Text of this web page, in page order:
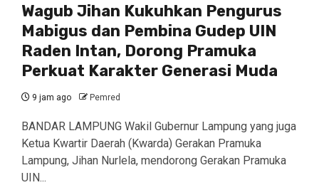
Wagub Jihan Kukuhkan Pengurus
Mabigus dan Pembina Gudep UIN
Raden Intan, Dorong Pramuka
Perkuat Karakter Generasi Muda
9 jam ago Pemred
BANDAR LAMPUNG Wakil Gubernur Lampung yang juga
Ketua Kwartir Daerah (Kwarda) Gerakan Pramuka
Lampung, Jihan Nurlela, mendorong Gerakan Pramuka
UIN...